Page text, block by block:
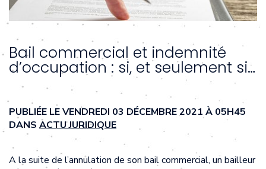
Bail commercial et indemnité
d’occupation : si, et seulement si…
PUBLIÉE LE VENDREDI 03 DÉCEMBRE 2021 À 05H45
DANS ACTU JURIDIQUE
A la suite de l’annulation de son bail commercial, un bailleur